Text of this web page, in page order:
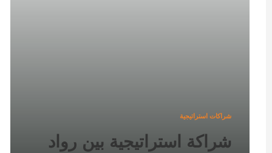
شراكات استراتيجية
شراكة استراتيجية بين رواد